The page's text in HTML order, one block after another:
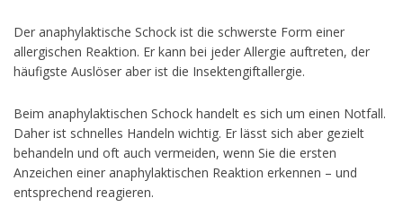
Der anaphylaktische Schock ist die schwerste Form einer
allergischen Reaktion. Er kann bei jeder Allergie auftreten, der
häufigste Auslöser aber ist die Insektengiftallergie.
Beim anaphylaktischen Schock handelt es sich um einen Notfall.
Daher ist schnelles Handeln wichtig. Er lässt sich aber gezielt
behandeln und oft auch vermeiden, wenn Sie die ersten
Anzeichen einer anaphylaktischen Reaktion erkennen – und
entsprechend reagieren.